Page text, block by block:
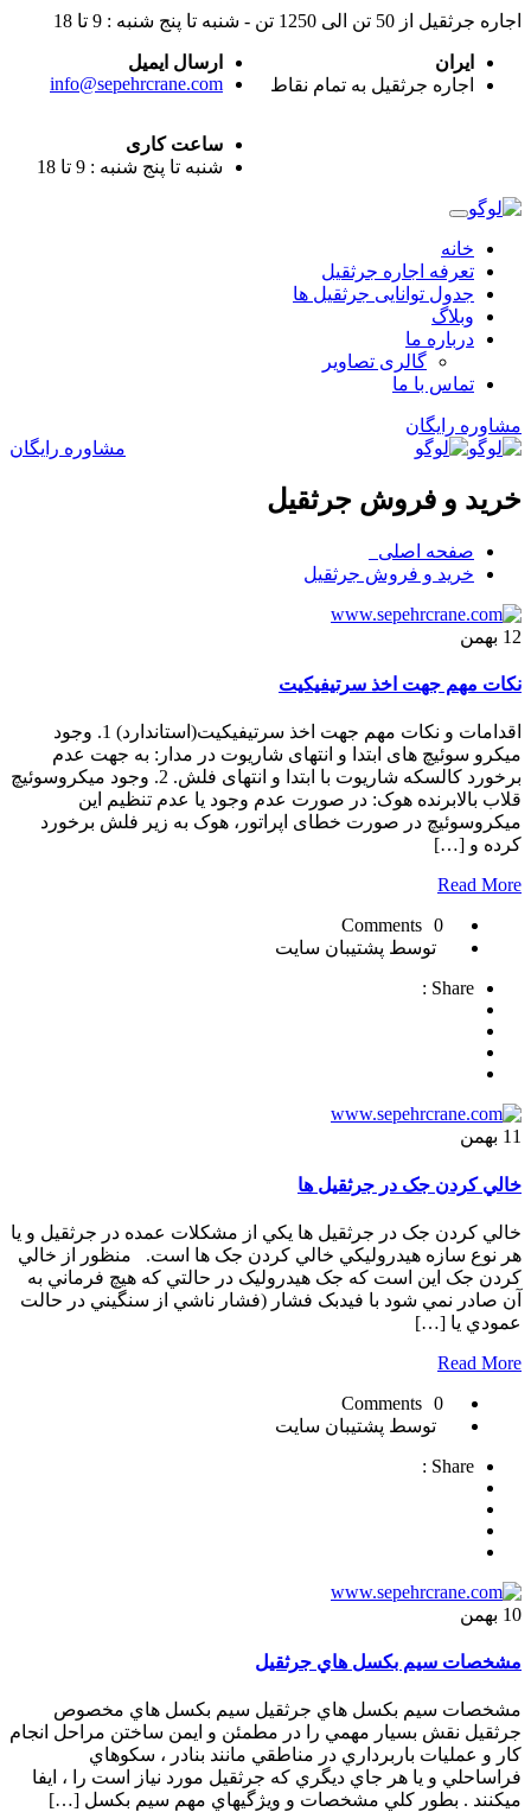
اجاره جرثقیل از 50 تن الی 1250 تن - شنبه تا پنج شنبه : 9 تا 18
ایران
اجاره جرثقیل به تمام نقاط
ارسال ایمیل
info@sepehrcrane.com
ساعت کاری
شنبه تا پنج شنبه : 9 تا 18
خانه
تعرفه اجاره جرثقیل
جدول توانایی جرثقیل ها
وبلاگ
درباره ما
گالری تصاویر
تماس با ما
مشاوره رایگان
مشاوره رایگان
خريد و فروش جرثقيل
صفحه اصلی
خريد و فروش جرثقيل
12 بهمن
نکات مهم جهت اخذ سرتیفیکیت
اقدامات و نکات مهم جهت اخذ سرتیفیکیت(استاندارد) 1. وجود
میکرو سوئیچ های ابتدا و انتهای شاریوت در مدار: به جهت عدم
برخورد کالسکه شاریوت با ابتدا و انتهای فلش. 2. وجود میکروسوئیچ
قلاب بالابرنده هوک: در صورت عدم وجود یا عدم تنظیم این
میکروسوئیچ در صورت خطای اپراتور، هوک به زیر فلش برخورد
کرده و […]
Read More
0 Comments
توسط پشتیبان سایت
Share :
11 بهمن
خالي کردن جک در جرثقیل ها
خالي کردن جک در جرثقیل ها يکي از مشکلات عمده در جرثقيل و يا
هر نوع سازه هيدروليکي خالي کردن جک ها است. منظور از خالي
کردن جک اين است که جک هيدروليک در حالتي که هيچ فرماني به
آن صادر نمي شود با فيدبک فشار (فشار ناشي از سنگيني در حالت
عمودي يا […]
Read More
0 Comments
توسط پشتیبان سایت
Share :
10 بهمن
مشخصات سيم بکسل هاي جرثقيل
مشخصات سيم بکسل هاي جرثقيل سيم بکسل هاي مخصوص
جرثقيل نقش بسيار مهمي را در مطمئن و ايمن ساختن مراحل انجام
کار و عمليات باربرداري در مناطقي مانند بنادر ، سکوهاي
فراساحلي و يا هر جاي ديگري که جرثقيل مورد نياز است را ، ايفا
ميکنند . بطور کلي مشخصات و ويژگيهاي مهم سيم بکسل […]